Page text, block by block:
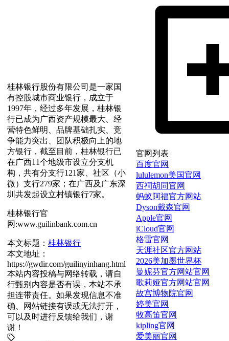
桂林银行股份有限公司是一家国
有控股城市商业银行，成立于
1997年，经过多年发展，桂林银
行已成为广西资产规模最大、经
营特色鲜明、品牌基础扎实、竞
争能力突出、团队积极向上的地
方银行，截至目前，桂林银行已
在广西11个地级市设立分支机
构，共有分支行121家、社区（小
微）支行279家；在广西及广东深
圳共发起设立村镇银行7家。
桂林银行官
网:www.guilinbank.com.cn
本文标题： 桂林银行
本文地址：
https://gwdir.com/guilinyinhang.html
本站内容投稿与网络转载，请自
行甄别内容是否有误，本站不承
担连带责任。如果发现信息不准
确、网站链接有误或无法打开，
可以及时进行反馈给我们，谢
谢！
官网列表
百度官网
lululemon美国官网
西祠胡同官网
蚂蚁阿福官方网站
Dyson戴森官网
Apple官网
iCloud官网
格雷官网
天涯社区官方网站
2026美加墨世界杯
曼妮芬官方网站官网
歌莉娅官方网站官网
故宫博物院官网
婷美官网
牧高笛官网
kipling官网
爱美丽官网